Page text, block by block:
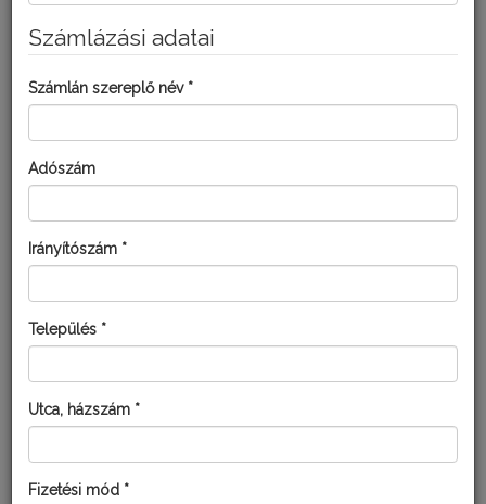
MEGOLDÁSOK KISKERTI
FELHASZNÁLÓKNAK:
FITOMAXX NITROGÉN OLDAT
Számlázási adatai
Számlán szereplő név *
Adószám
Irányítószám *
Település *
Utca, házszám *
Fizetési mód *